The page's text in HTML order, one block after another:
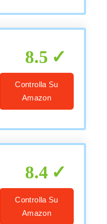
8.5
Controlla Su
Amazon
8.4
Controlla Su
Amazon